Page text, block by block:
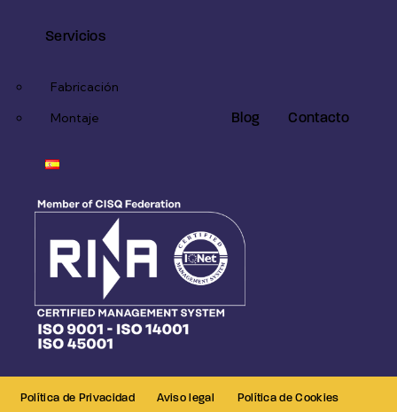
Servicios
Fabricación
Montaje
Blog Contacto
Política de Privacidad Aviso legal Política de Cookies